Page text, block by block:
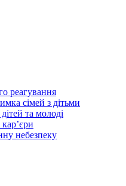
реагування
сімей з дітьми
та молоді
небезпеку